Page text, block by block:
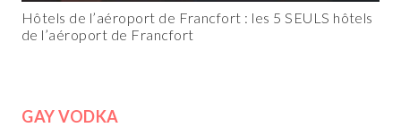
Hôtels de l’aéroport de Francfort : les 5 SEULS hôtels
de l’aéroport de Francfort
GAY VODKA